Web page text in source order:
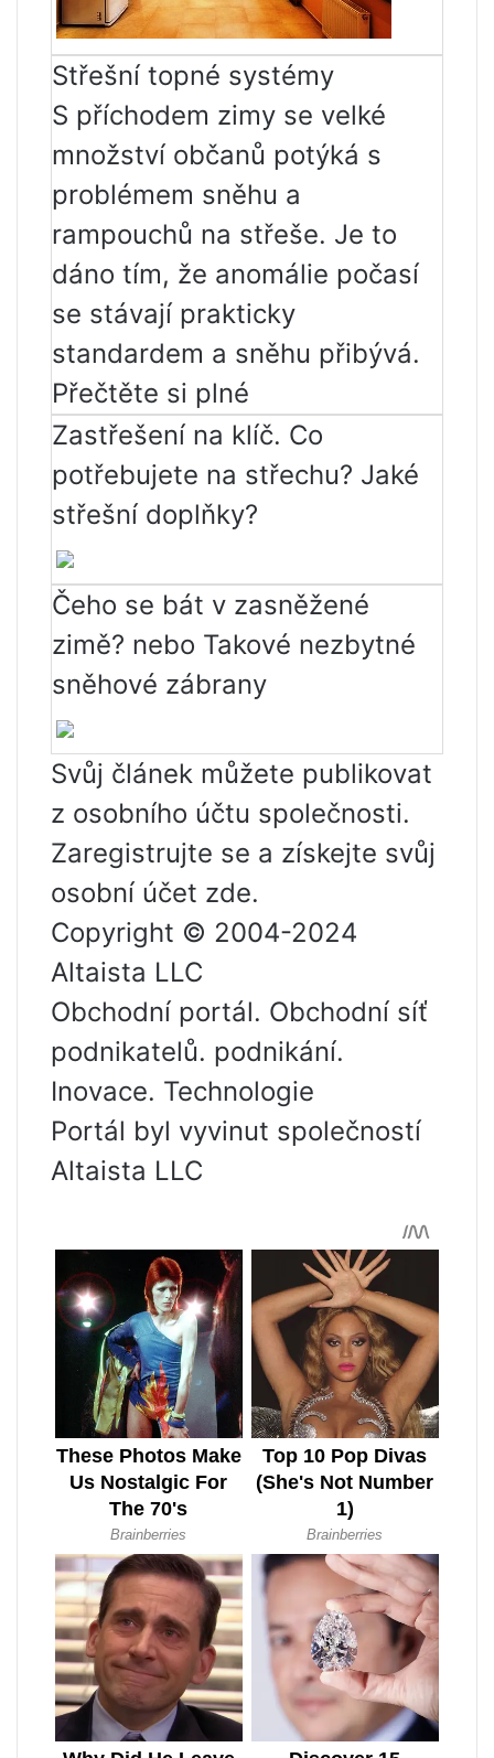
Střešní topné systémy
S příchodem zimy se velké
množství občanů potýká s
problémem sněhu a
rampouchů na střeše. Je to
dáno tím, že anomálie počasí
se stávají prakticky
standardem a sněhu přibývá.
Přečtěte si plné
Zastřešení na klíč. Co
potřebujete na střechu? Jaké
střešní doplňky?
Čeho se bát v zasněžené
zimě? nebo Takové nezbytné
sněhové zábrany
Svůj článek můžete publikovat
z osobního účtu společnosti.
Zaregistrujte se a získejte svůj
osobní účet zde.
Copyright © 2004-2024
Altaista LLC
Obchodní portál. Obchodní síť
podnikatelů. podnikání.
Inovace. Technologie
Portál byl vyvinut společností
Altaista LLC